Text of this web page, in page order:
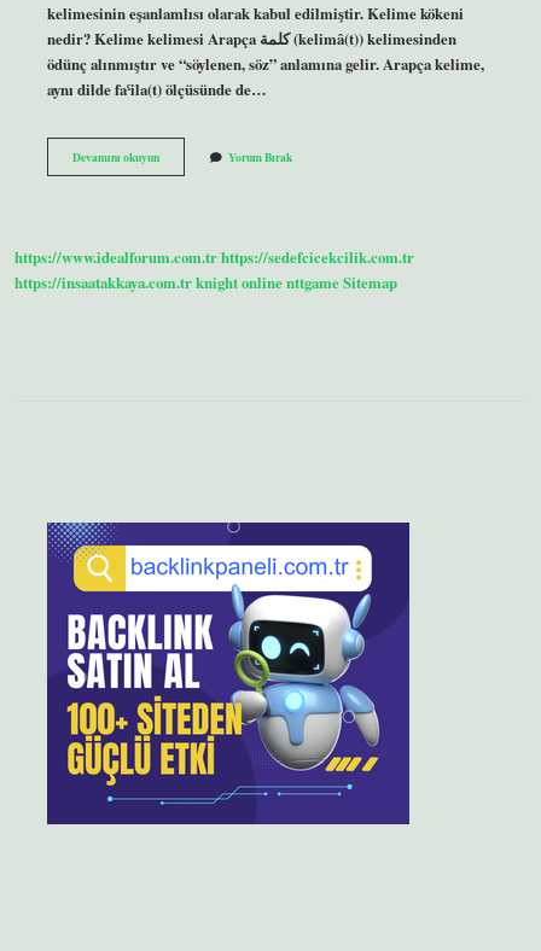
kelimesinin eşanlamlısı olarak kabul edilmiştir. Kelime kökeni
nedir? Kelime kelimesi Arapça كلمة (kelimâ(t)) kelimesinden
ödünç alınmıştır ve “söylenen, söz” anlamına gelir. Arapça kelime,
aynı dilde faˁila(t) ölçüsünde de…
Devamını okuyunÖdev
Kelimesinin
Yorum Bırak
https://www.idealforum.com.trhttps://sedefcicekcilik.com.tr
https://insaatakkaya.com.trknight onlinenttgameSitemap